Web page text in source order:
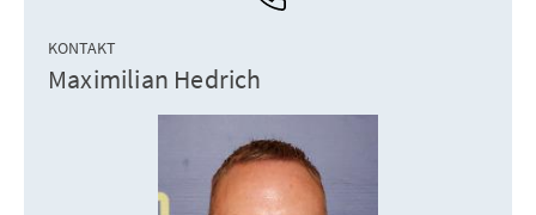
KONTAKT
Maximilian Hedrich